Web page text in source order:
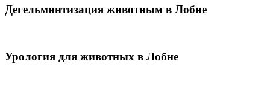
Дегельминтизация животным в Лобне
Урология для животных в Лобне